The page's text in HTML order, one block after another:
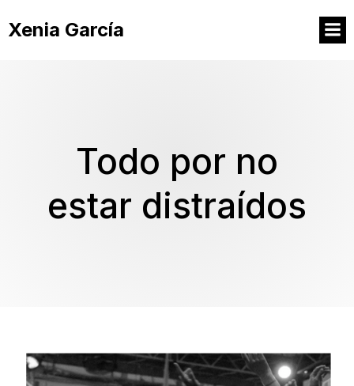
Xenia García
Todo por no
estar distraídos